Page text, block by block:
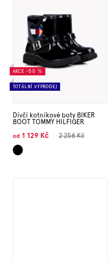
AKCE –50 %
TOTÁLNÍ VÝPRODEJ
Dívčí kotníkové boty BIKER
BOOT TOMMY HILFIGER
od 1 129 Kč 2 258 Kč
Černá